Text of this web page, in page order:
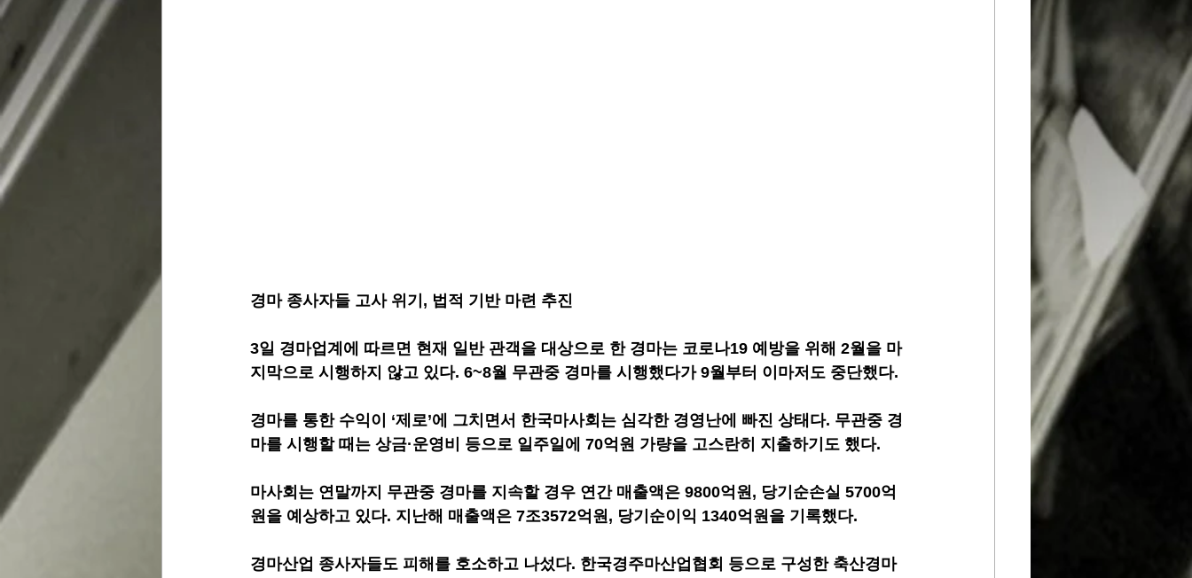
경마 종사자들 고사 위기, 법적 기반 마련 추진
3일 경마업계에 따르면 현재 일반 관객을 대상으로 한 경마는 코로나19 예방을 위해 2월을 마
지막으로 시행하지 않고 있다. 6~8월 무관중 경마를 시행했다가 9월부터 이마저도 중단했다.
경마를 통한 수익이 ‘제로’에 그치면서 한국마사회는 심각한 경영난에 빠진 상태다. 무관중 경
마를 시행할 때는 상금·운영비 등으로 일주일에 70억원 가량을 고스란히 지출하기도 했다.
마사회는 연말까지 무관중 경마를 지속할 경우 연간 매출액은 9800억원, 당기순손실 5700억
원을 예상하고 있다. 지난해 매출액은 7조3572억원, 당기순이익 1340억원을 기록했다.
경마산업 종사자들도 피해를 호소하고 나섰다. 한국경주마산업협회 등으로 구성한 축산경마